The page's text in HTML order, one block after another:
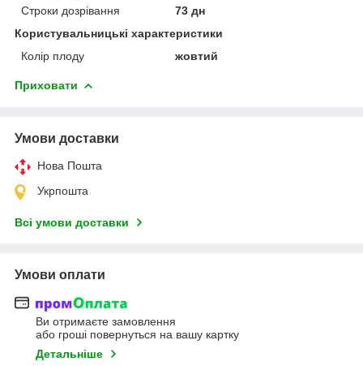
Строки дозрівання
73 дн
Користувальницькі характеристики
Колір плоду
жовтий
Приховати
Умови доставки
Нова Пошта
Укрпошта
Всі умови доставки
Умови оплати
Ви отримаєте замовлення
або гроші повернуться на вашу картку
Детальніше